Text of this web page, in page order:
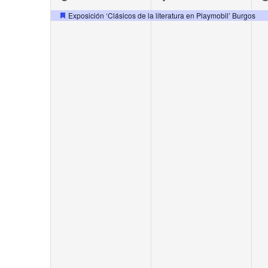
event,
Exposición ‘Clásicos de la literatura en Playmobil’ Burgos
event,